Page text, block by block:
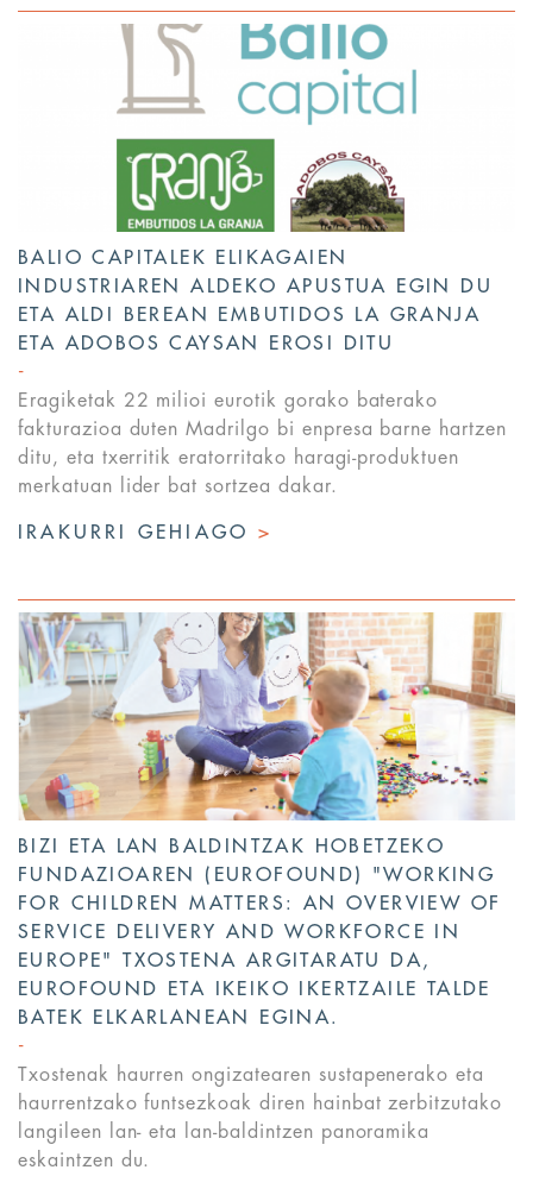
BALIO CAPITALEK ELIKAGAIEN
INDUSTRIAREN ALDEKO APUSTUA EGIN DU
ETA ALDI BEREAN EMBUTIDOS LA GRANJA
ETA ADOBOS CAYSAN EROSI DITU
Eragiketak 22 milioi eurotik gorako baterako
fakturazioa duten Madrilgo bi enpresa barne hartzen
ditu, eta txerritik eratorritako haragi-produktuen
merkatuan lider bat sortzea dakar.
IRAKURRI GEHIAGO>
BIZI ETA LAN BALDINTZAK HOBETZEKO
FUNDAZIOAREN (EUROFOUND) "WORKING
FOR CHILDREN MATTERS: AN OVERVIEW OF
SERVICE DELIVERY AND WORKFORCE IN
EUROPE" TXOSTENA ARGITARATU DA,
EUROFOUND ETA IKEIKO IKERTZAILE TALDE
BATEK ELKARLANEAN EGINA.
Txostenak haurren ongizatearen sustapenerako eta
haurrentzako funtsezkoak diren hainbat zerbitzutako
langileen lan- eta lan-baldintzen panoramika
eskaintzen du.